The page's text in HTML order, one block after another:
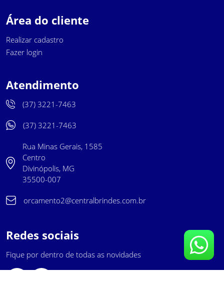
Área do cliente
Realizar cadastro
Fazer login
Atendimento
(37) 3221-7463
(37) 3221-7463
Rua Minas Gerais, 1585
Centro
Divinópolis, MG
35500-007
orcamento2@centralbrindes.com.br
Redes sociais
Fique por dentro de todas as novidades